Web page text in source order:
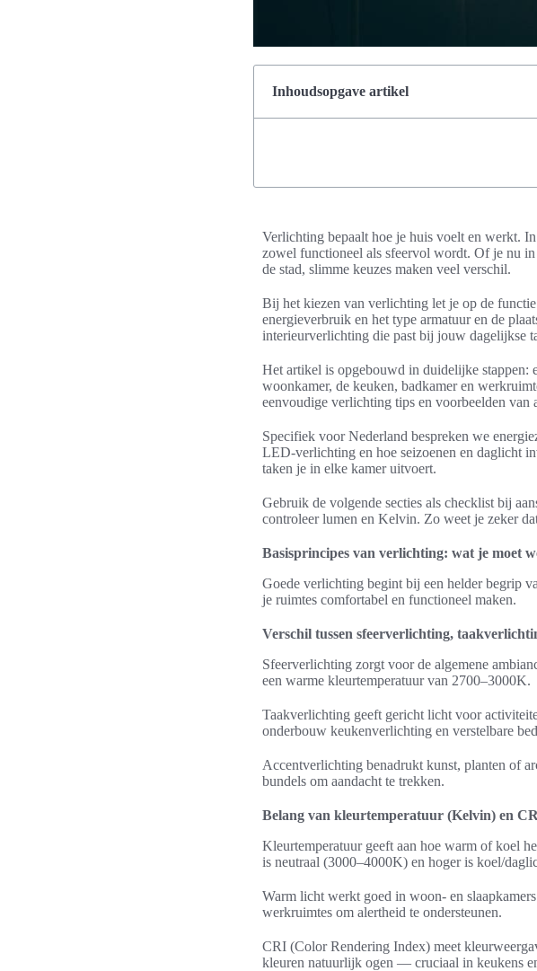
Inhoudsopgave artikel
Verlichting bepaalt hoe je huis voelt en werkt.
zowel functioneel als sfeervol wordt. Of je nu
de stad, slimme keuzes maken veel verschil.
Bij het kiezen van verlichting let je op de
energieverbruik en het type armatuur en de
interieurverlichting die past bij jouw dagelijkse
Het artikel is opgebouwd in duidelijke stappen:
woonkamer, de keuken, badkamer en
eenvoudige verlichting tips en voorbeelden
Specifiek voor Nederland bespreken we
LED-verlichting en hoe seizoenen en daglicht
taken je in elke kamer uitvoert.
Gebruik de volgende secties als checklist bij
controleer lumen en Kelvin. Zo weet je zeker
Basisprincipes van verlichting: wat je moet
Goede verlichting begint bij een helder begrip
je ruimtes comfortabel en functioneel maken.
Verschil tussen sfeerverlichting,
Sfeerverlichting zorgt voor de algemene
een warme kleurtemperatuur van 2700–3000K.
Taakverlichting geeft gericht licht voor
onderbouw keukenverlichting en verstelbare
Accentverlichting benadrukt kunst, planten of
bundels om aandacht te trekken.
Belang van kleurtemperatuur (Kelvin) en
Kleurtemperatuur geeft aan hoe warm of koel
is neutraal (3000–4000K) en hoger is koel/
Warm licht werkt goed in woon- en
werkruimtes om alertheid te ondersteunen.
CRI (Color Rendering Index) meet
kleuren natuurlijk ogen — cruciaal in keukens